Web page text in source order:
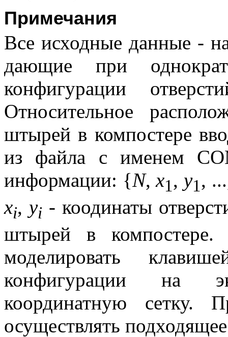
Примечания
Все исходные данные -
дающие при
конфигурации
Относительное
штырей в компостере
из файла с именем
информации: {N,x1, y1,
xi, yi - коодинаты
штырей в компостере.
моделировать
конфигурации на
координатную сетку.
осуществлять